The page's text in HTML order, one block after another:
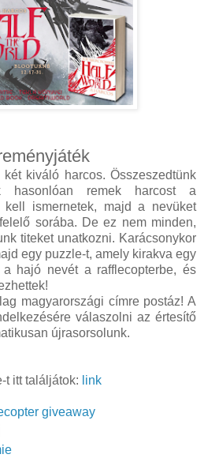
kiváló harcos. Összeszedtünk
hasonlóan remek harcost a
kell ismernetek, majd a nevüket
sorába. De ez nem minden,
titeket unatkozni. Karácsonykor
egy puzzle-t, amely kirakva egy
hajó nevét a rafflecopterbe, és
magyarországi címre postáz! A
válaszolni az értesítő
újrasorsolunk.
t itt találjátok: link
giveaway